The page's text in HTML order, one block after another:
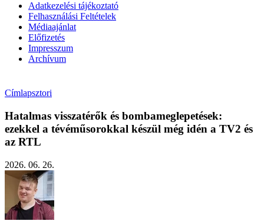
Adatkezelési tájékoztató
Felhasználási Feltételek
Médiaajánlat
Előfizetés
Impresszum
Archívum
Címlapsztori
Hatalmas visszatérők és bombameglepetések:
ezekkel a tévéműsorokkal készül még idén a TV2 és
az RTL
2026. 06. 26.